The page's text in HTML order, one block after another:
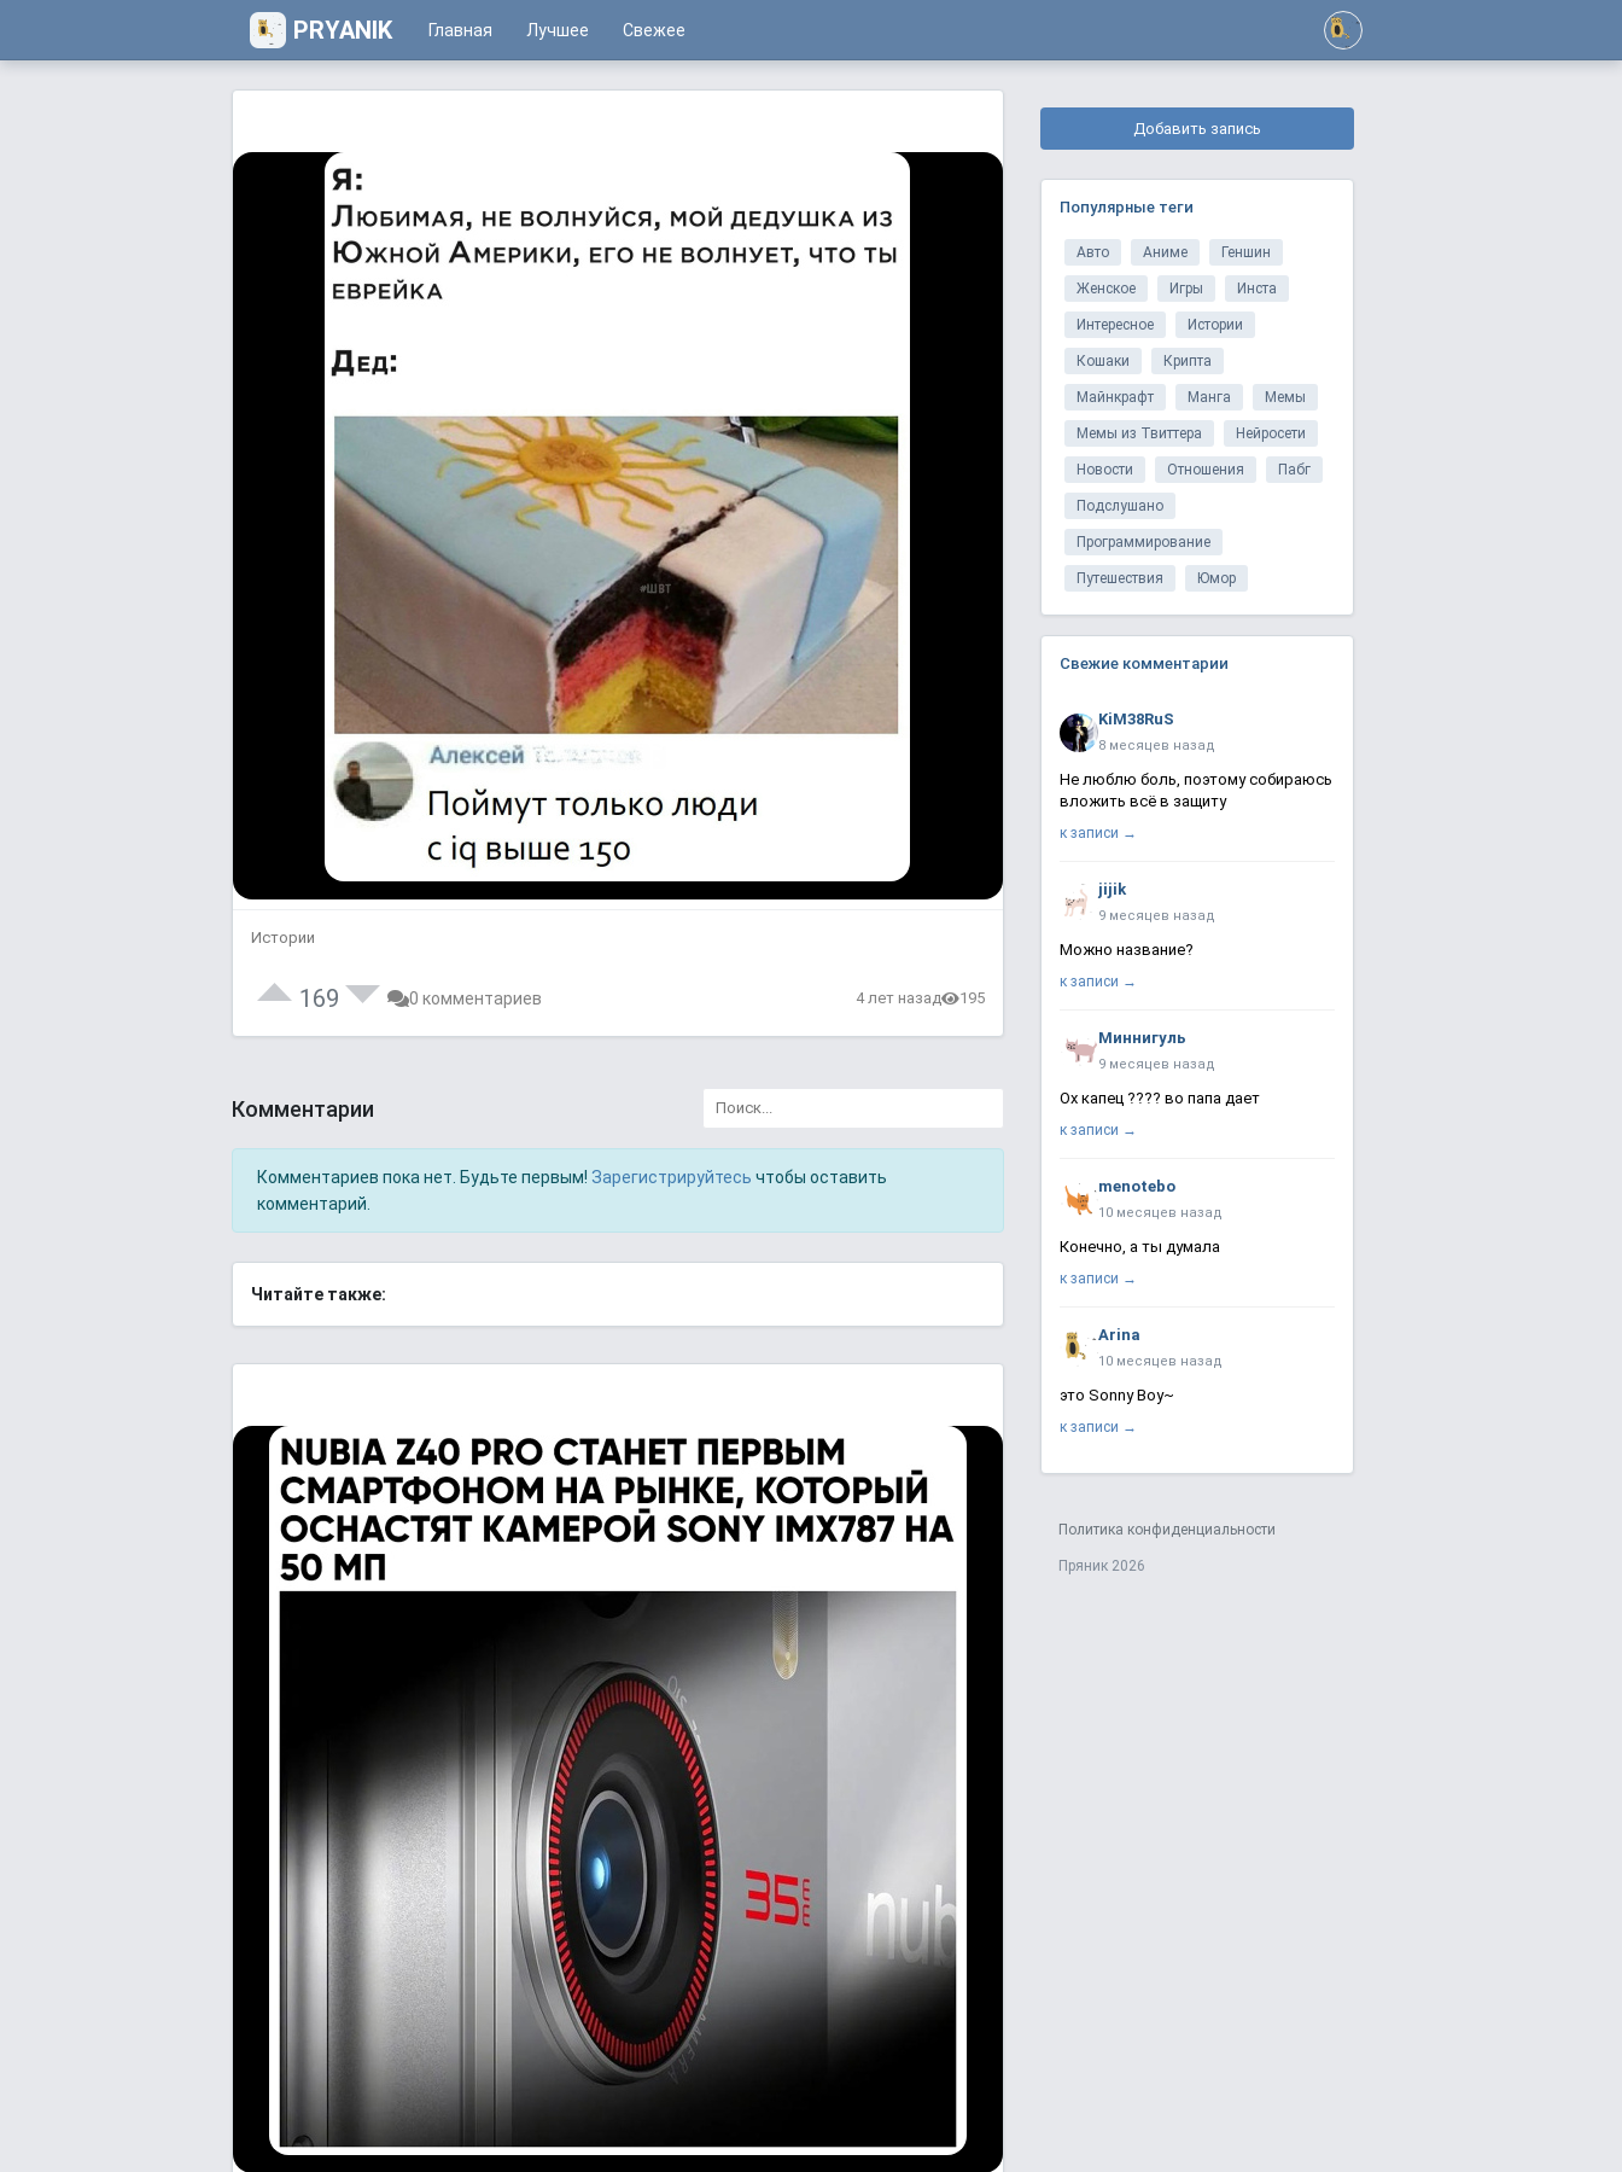
PRYANIK Главная Лучшее Свежее
Истории
169 0 комментариев 4 лет назад 195
Комментарии
Комментариев пока нет. Будьте первым! Зарегистрируйтесь чтобы оставить
комментарий.
Читайте также:
Добавить запись
Популярные теги
Авто Аниме Геншин
Женское Игры Инста
Интересное Истории
Кошаки Крипта
Майнкрафт Манга Мемы
Мемы из Твиттера Нейросети
Новости Отношения Пабг
Подслушано
Программирование
Путешествия Юмор
Свежие комментарии
KiM38RuS
8 месяцев назад
Не люблю боль, поэтому собираюсь
вложить всё в защиту
к записи →
jijik
9 месяцев назад
Можно название?
к записи →
Миннигуль
9 месяцев назад
Ох капец ???? во папа дает
к записи →
menotebo
10 месяцев назад
Конечно, а ты думала
к записи →
Arina
10 месяцев назад
это Sonny Boy~
к записи →
Политика конфиденциальности
Пряник 2026